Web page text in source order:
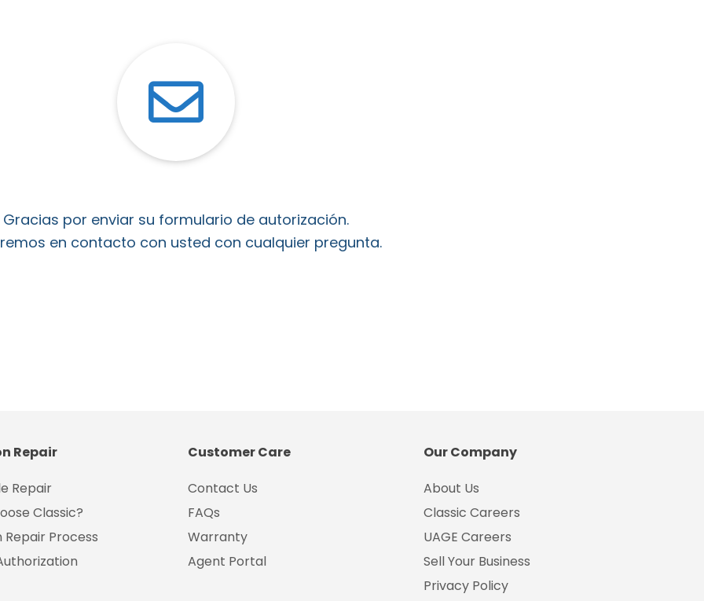
Gracias por enviar su formulario de autorización.
en contacto con usted con cualquier pregunta.
Repair
Repair
Classic?
Repair Process
Customer Care
Contact Us
FAQs
Warranty
Agent Portal
Our Company
About Us
Classic Careers
UAGE Careers
Sell Your Business
Privacy Policy